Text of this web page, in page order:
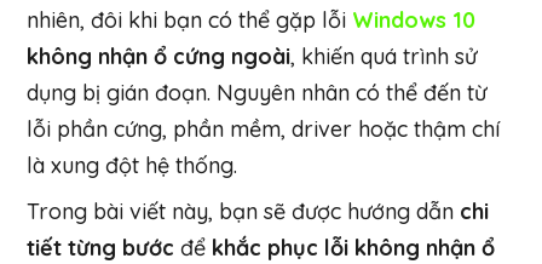
nhiên, đôi khi bạn có thể gặp lỗi Windows 10
không nhận ổ cứng ngoài, khiến quá trình sử
dụng bị gián đoạn. Nguyên nhân có thể đến từ
lỗi phần cứng, phần mềm, driver hoặc thậm chí
là xung đột hệ thống.
Trong bài viết này, bạn sẽ được hướng dẫn chi
tiết từng bước để khắc phục lỗi không nhận ổ